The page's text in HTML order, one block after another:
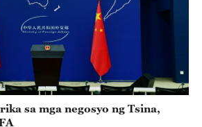
sa mga negosyo ng Tsina,